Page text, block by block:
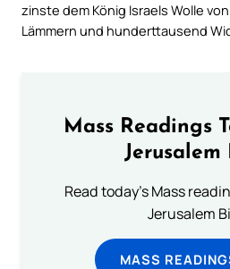
zinste dem König Israels Wolle
Lämmern und hunderttausend
Mass Readings
Jerusalem
Read today's Mass
Jerusalem
MASS